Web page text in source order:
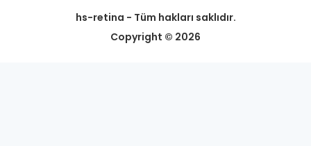
hs-retina - Tüm hakları saklıdır.
Copyright © 2026